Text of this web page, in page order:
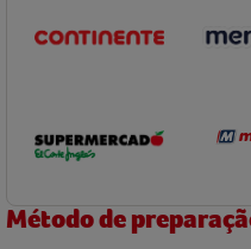
Método de